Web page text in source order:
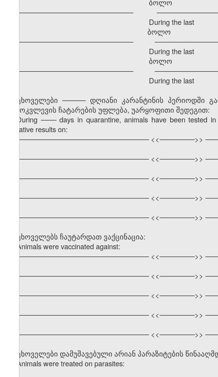
ბოლო
––––––––––––––––––––––––––––––
During the last
ბოლო
––––––––––––––––––––––––––––––
During the last
ბოლო
––––––––––––––––––––––––––––––
During the last
ცხოველები –––––– დღიანი კარანტინის პერიოდში
გამოკვლევის ჩატარების უფლება, უარყოფითი შედეგით:
During ––––days in quarantine, animals have been tested
negative results on:
–––––––––––––––––––––––––––––––––– <<–––––––––>>
–––––––––––––––––––––––––––––––––– <<–––––––––>>
–––––––––––––––––––––––––––––––––– <<–––––––––>>
–––––––––––––––––––––––––––––––––– <<–––––––––>>
–––––––––––––––––––––––––––––––––– <<–––––––––>>
ცხოველებს ჩაუტარდათ ვაქცინაცია:
Animals were vaccinated against:
–––––––––––––––––––––––––––––––––– <<–––––––––>>
–––––––––––––––––––––––––––––––––– <<–––––––––>>
–––––––––––––––––––––––––––––––––– <<–––––––––>>
–––––––––––––––––––––––––––––––––– <<–––––––––>>
–––––––––––––––––––––––––––––––––– <<–––––––––>>
ცხოველები დამუშავებული არიან პარაზიტების
Animals were treated on parasites: